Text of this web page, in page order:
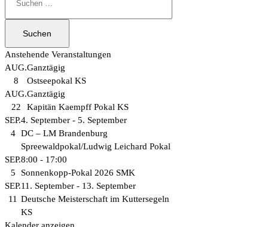
Anstehende Veranstaltungen
AUG.
8
Ganztägig
Ostseepokal KS
AUG.
22
Ganztägig
Kapitän Kaempff Pokal KS
SEP.
4
4. September - 5. September
DC – LM Brandenburg
Spreewaldpokal/Ludwig Leichard Pokal
SEP.
5
8:00 - 17:00
Sonnenkopp-Pokal 2026 SMK
SEP.
11
11. September - 13. September
Deutsche Meisterschaft im Kuttersegeln
KS